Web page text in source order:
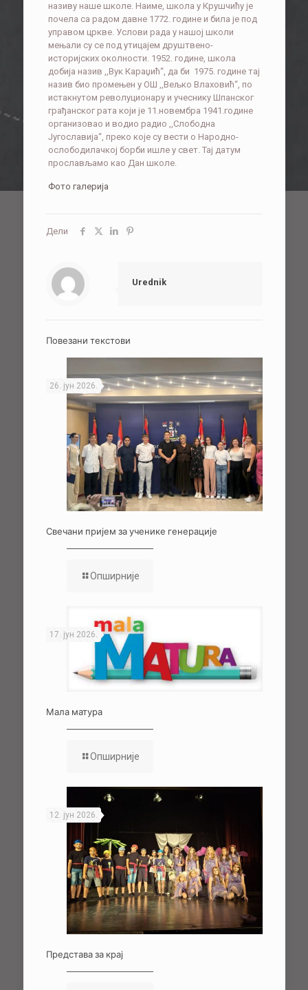
називу наше школе. Наиме, школа у Крушчићу је
почела са радом давне 1772. године и била је под
управом цркве. Услови рада у нашој школи
мењали су се под утицајем друштвено-
историјских околности. 1952. године, школа
добија назив ,,Вук Караџић“, да би 1975. године тај
назив био промењен у ОШ ,,Вељко Влаховић“, по
истакнутом револуционару и учеснику Шпанског
грађанског рата који је 11.новембра 1941.године
организовао и водио радио ,,Слободна
Југославија“, преко које су вести о Народно-
ослободилачкој борби ишле у свет. Тај датум
прослављамо као Дан школе.
Фото галерија
Дели
Urednik
Повезани текстови
26. јун 2026.
Свечани пријем за ученике генерације
Опширније
17. јун 2026.
Мала матура
Опширније
12. јун 2026.
Представа за крај